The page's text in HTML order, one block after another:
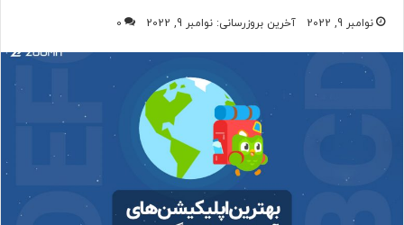
نوامبر 9, 2022 آخرین بروزرسانی: نوامبر 9, 2022 0